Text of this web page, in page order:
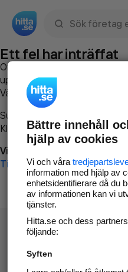
Ett fel har inträffat
Om du vill kan du
uppstod så att vi lättare och
Vänligen försök med följande:
Surfa till
Klicka påTillbaka-knappen i
Vi beklagar besväret!
Till startsidan
Hitta.se - Gratis
Bättre innehåll
hjälp av cookies
Vi och våra
information med hjälp av
enhetsidentifierare då du
av informationen kan vi
tjänster.
Hitta.se och dess
följande:
Syften